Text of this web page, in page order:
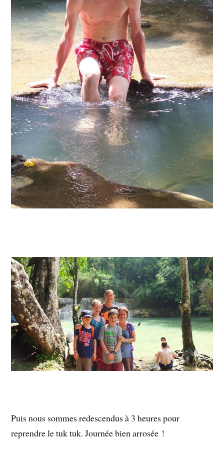
Puis nous sommes redescendus à 3 heures pour
reprendre le tuk tuk. Journée bien arrosée !